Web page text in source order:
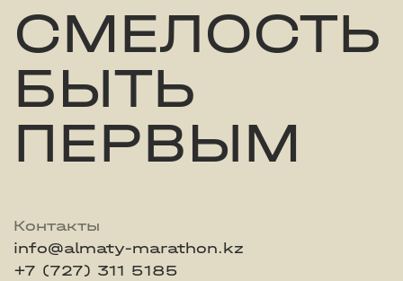
СМЕЛОСТЬ
БЫТЬ
ПЕРВЫМ
Контакты
info@almaty-marathon.kz
+7 (727) 311 5185